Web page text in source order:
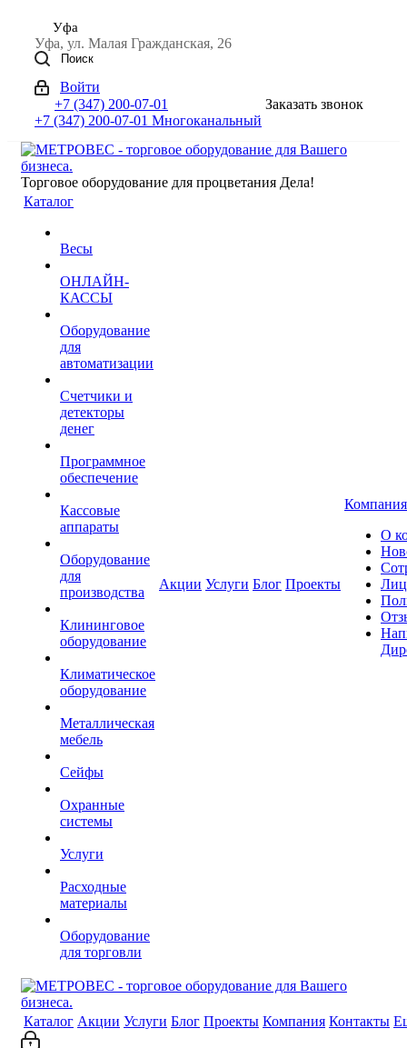
Уфа
Уфа, ул. Малая Гражданская, 26
Поиск
Войти
+7 (347) 200-07-01
+7 (347) 200-07-01 Многоканальный
Заказать звонок
Торговое оборудование для процветания Дела!
Каталог
Весы
ОНЛАЙН-
КАССЫ
Оборудование
для
автоматизации
Счетчики и
детекторы
денег
Программное
обеспечение
Кассовые
аппараты
Оборудование
для
производства
Клининговое
оборудование
Климатическое
оборудование
Металлическая
мебель
Сейфы
Охранные
системы
Услуги
Расходные
материалы
Оборудование
для торговли
Акции Услуги Блог Проекты
Компания
О
Каталог Акции Услуги Блог Проекты Компания Контакты